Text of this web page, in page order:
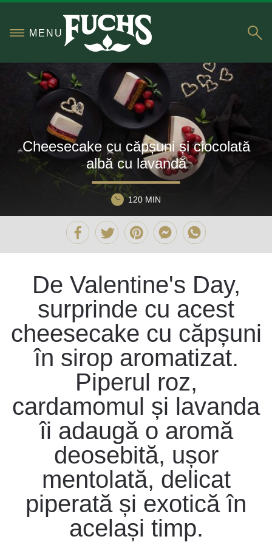
MENU
Cheesecake cu căpșuni și ciocolată
albă cu lavandă
120 MIN
De Valentine's Day,
surprinde cu acest
cheesecake cu căpșuni
în sirop aromatizat.
Piperul roz,
cardamomul și lavanda
îi adaugă o aromă
deosebită, ușor
mentolată, delicat
piperată și exotică în
același timp.